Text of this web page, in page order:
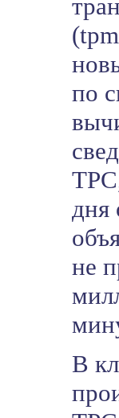
по
дня
не
В